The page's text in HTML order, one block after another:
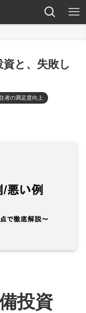
と、失敗し
者の満足度向上
投資